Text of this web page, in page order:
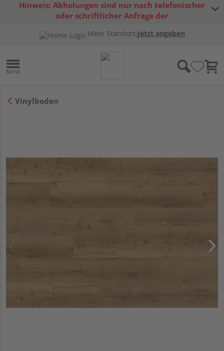
Hinweis: Abholungen sind nur nach telefonischer
oder schriftlicher Anfrage der
Mein Standort:Jetzt angeben
Vinylboden